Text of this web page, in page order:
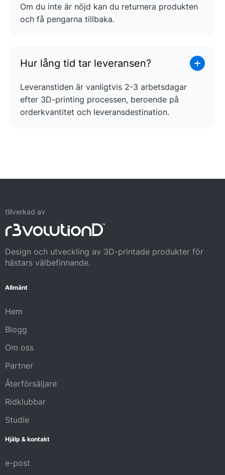
Om du inte är nöjd kan du returnera produkten
och få pengarna tillbaka.
Hur lång tid tar leveransen?
Leveranstiden är vanligtvis 2-3 arbetsdagar
efter 3D-printing processen, beroende på
orderkvantitet och leveransdestination.
tillverkad av
Design och utveckling av 3D-printade produkter för
hästars välbefinnande.
Allmänt
Hem
Blogg
Om oss
Partner
Återförsäljare
Ridklubbar
Studie
Hjälp & kontakt
e-post